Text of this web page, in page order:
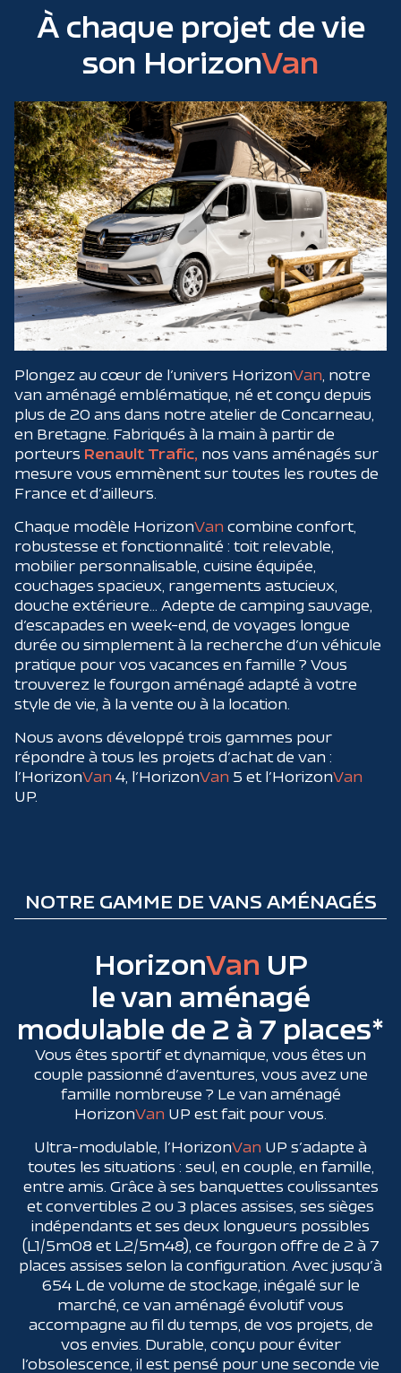
À chaque projet de vie
son HorizonVan
Plongez au cœur de l’univers HorizonVan , notre
van aménagé emblématique, né et conçu depuis
plus de 20 ans dans notre atelier de Concarneau,
en Bretagne. Fabriqués à la main à partir de
porteurs Renault Trafic, nos vans aménagés sur
mesure vous emmènent sur toutes les routes de
France et d’ailleurs.
Chaque modèle HorizonVan combine confort,
robustesse et fonctionnalité : toit relevable,
mobilier personnalisable, cuisine équipée,
couchages spacieux, rangements astucieux,
douche extérieure… Adepte de camping sauvage,
d’escapades en week-end, de voyages longue
durée ou simplement à la recherche d’un véhicule
pratique pour vos vacances en famille ? Vous
trouverez le fourgon aménagé adapté à votre
style de vie, à la vente ou à la location.
Nous avons développé trois gammes pour
répondre à tous les projets d’achat de van :
l’HorizonVan 4, l’HorizonVan 5 et l’HorizonVan
UP.
NOTRE GAMME DE VANS AMÉNAGÉS
HorizonVan UP
le van aménagé
modulable de 2 à 7 places*
Vous êtes sportif et dynamique, vous êtes un
couple passionné d’aventures, vous avez une
famille nombreuse ? Le van aménagé
HorizonVan UP est fait pour vous.
Ultra-modulable, l’HorizonVan UP s’adapte à
toutes les situations : seul, en couple, en famille,
entre amis. Grâce à ses banquettes coulissantes
et convertibles 2 ou 3 places assises, ses sièges
indépendants et ses deux longueurs possibles
(L1/5m08 et L2/5m48), ce fourgon offre de 2 à 7
places assises selon la configuration. Avec jusqu’à
654 L de volume de stockage, inégalé sur le
marché, ce van aménagé évolutif vous
accompagne au fil du temps, de vos projets, de
vos envies. Durable, conçu pour éviter
l’obsolescence, il est pensé pour une seconde vie